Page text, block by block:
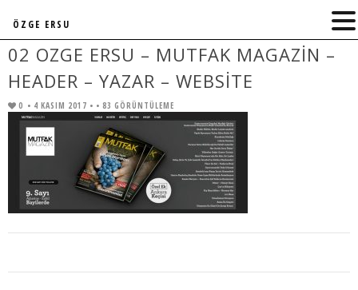
02 OZGE ERSU – MUTFAK MAGAZIN –
HEADER – YAZAR – WEBSITE
0 • 4 KASIM 2017 • • 83 GÖRÜNTÜLEME
ÖZGE ERSU